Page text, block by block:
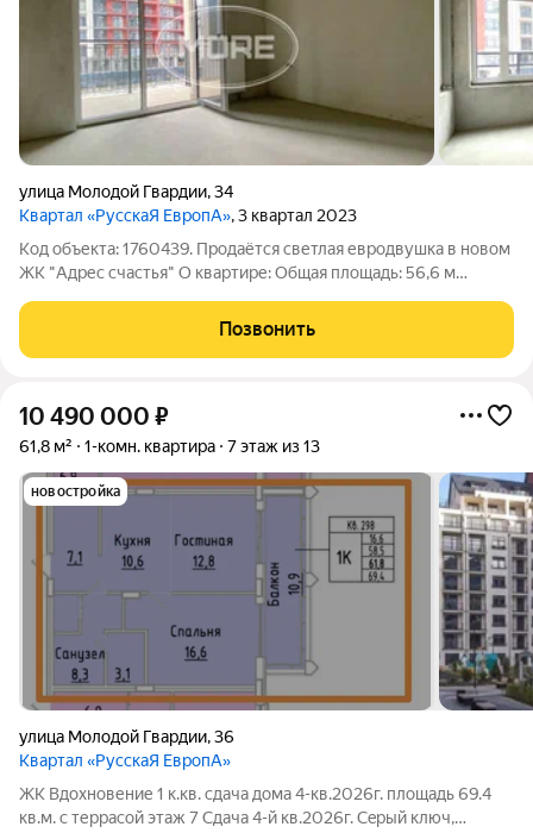
улица Молодой Гвардии,34
Квартал «РусскаЯ ЕвропА», 3 квартал 2023
Код объекта: 1760439. Продаётся светлая евродвушка в новом
ЖК "Адрес счастья" О квартире: Общая площадь: 56,6 м
(16 м) и просторная гостиная-столовая (17 м), совмещенная с
кухней (10 м). Этаж:
Позвонить
10 490 000 ₽
61,8 м² 1-комн. квартира 7 этаж из 13
новостройка
улица Молодой Гвардии,36
Квартал «РусскаЯ ЕвропА»
ЖК Вдохновение 1 к.кв. сдача дома 4-кв.2026г. площадь 69.4
кв.м. с террасой этаж 7 Сдача 4-й кв.2026г. Сepый ключ,